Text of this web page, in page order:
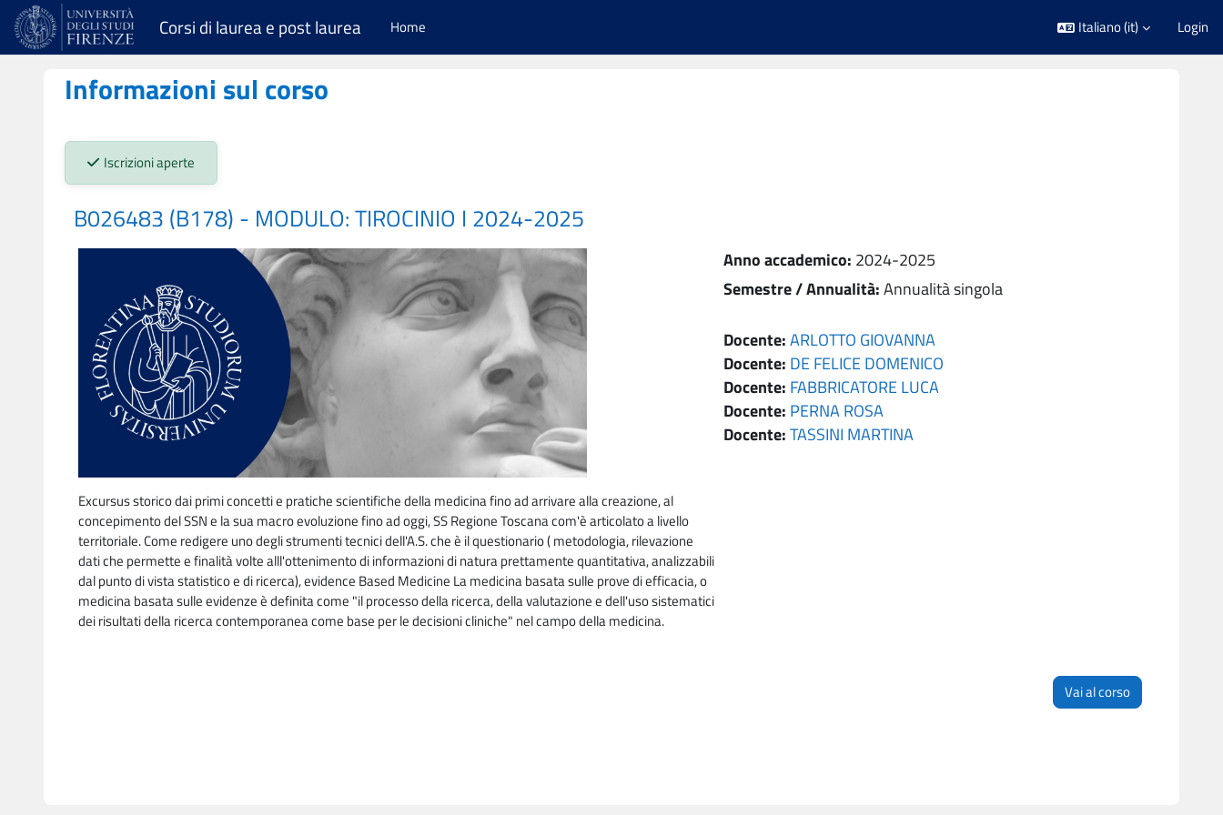
Vai al contenuto principale
Corsi di laurea e post laurea Home Italiano ‎(it)‎ Login
Informazioni sul corso
Stato iscrizioni:
Iscrizioni aperte
B026483 (B178) - MODULO: TIROCINIO I 2024-2025
Excursus storico dai primi concetti e pratiche scientifiche della medicina fino ad arrivare alla creazione, al
concepimento del SSN e la sua macro evoluzione fino ad oggi,SS Regione Toscana com'è articolato a livello
territoriale.Come redigere uno degli strumenti tecnici dell'A.S. che è il questionario (metodologia, rilevazione
dati che permette e finalità volte alll'ottenimento di informazioni di natura prettamente quantitativa, analizzabili
dal punto di vista statistico e di ricerca), evidence Based Medicine La medicina basata sulle prove di efficacia, o
medicina basata sulle evidenze è definita come "il processo della ricerca, della valutazione e dell'uso sistematici
dei risultati della ricerca contemporanea come base per le decisioni cliniche" nel campo della medicina.
Anno accademico: 2024-2025
Semestre / Annualità:Annualità singola
Docente:ARLOTTO GIOVANNA
Docente: DE FELICE DOMENICO
Docente: FABBRICATORE LUCA
Docente: PERNA ROSA
Docente:TASSINI MARTINA
Vai al corso